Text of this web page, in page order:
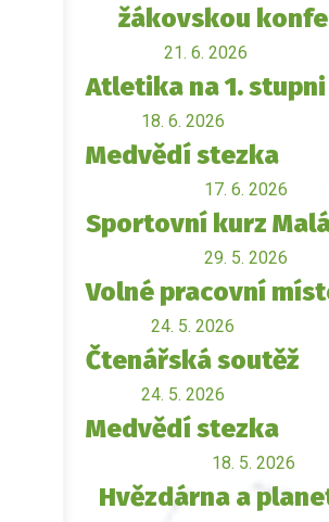
žákovskou
21. 6. 2026
Atletika na 1. stupni
18. 6. 2026
Medvědí stezka
17. 6. 2026
Sportovní kurz
29. 5. 2026
Volné pracovní
24. 5. 2026
Čtenářská soutěž
24. 5. 2026
Medvědí stezka
18. 5. 2026
Hvězdárna a